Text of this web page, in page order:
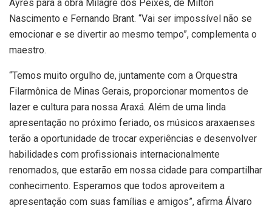
Ayres para a obra Milagre dos Peixes, de Milton
Nascimento e Fernando Brant. “Vai ser impossível não se
emocionar e se divertir ao mesmo tempo”, complementa o
maestro.
“Temos muito orgulho de, juntamente com a Orquestra
Filarmônica de Minas Gerais, proporcionar momentos de
lazer e cultura para nossa Araxá. Além de uma linda
apresentação no próximo feriado, os músicos araxaenses
terão a oportunidade de trocar experiências e desenvolver
habilidades com profissionais internacionalmente
renomados, que estarão em nossa cidade para compartilhar
conhecimento. Esperamos que todos aproveitem a
apresentação com suas famílias e amigos”, afirma Álvaro